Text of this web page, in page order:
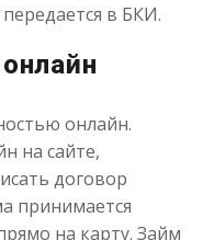
в БКИ.
онлайн.
на сайте,
договор
принимается
на карту. Займ